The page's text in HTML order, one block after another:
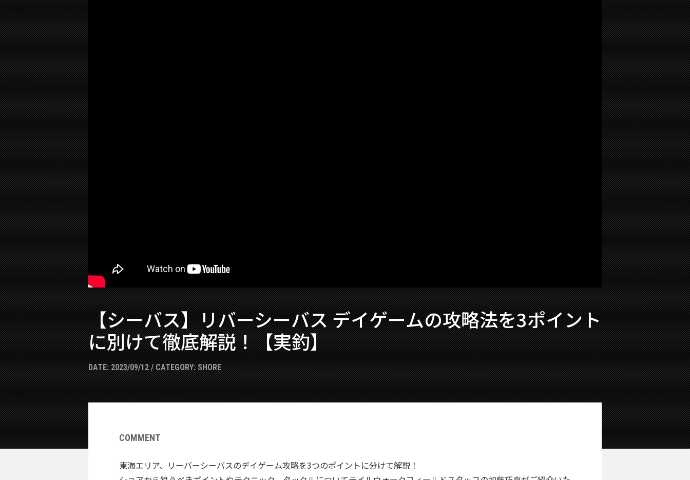
【シーバス】リバーシーバス デイゲームの攻略法を3ポイント
に別けて徹底解説！【実釣】
DATE:2023/09/12/ CATEGORY:SHORE
COMMENT
東海エリア、リーバーシーバスのデイゲーム攻略を3つのポイントに分けて解説！